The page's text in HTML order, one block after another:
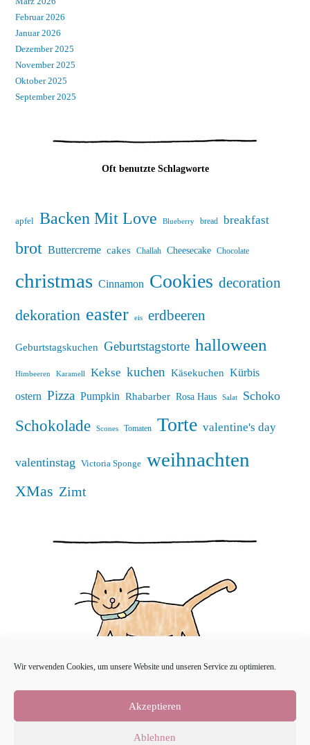
Wir verwenden Cookies, um unsere Website und unseren Service zu optimieren.
Akzeptieren
Ablehnen
Februar 2026
Januar 2026
Dezember 2025
November 2025
Oktober 2025
September 2025
Oft benutzte Schlagworte
apfel Backen Mit Love Blueberry bread breakfast
brot Buttercreme cakes Challah Cheesecake Chocolate
christmas Cinnamon Cookies decoration
dekoration easter eis erdbeeren
Geburtstagskuchen Geburtstagstorte halloween
Himbeeren Karamell Kekse kuchen Käsekuchen Kürbis
ostern Pizza Pumpkin Rhabarber Rosa Haus Salat Schoko
Schokolade Scones Tomaten Torte valentine's day
valentinstag Victoria Sponge weihnachten
XMas Zimt